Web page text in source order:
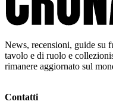
News, recensioni, guide su
tavolo e di ruolo e
rimanere aggiornato sul
Contatti